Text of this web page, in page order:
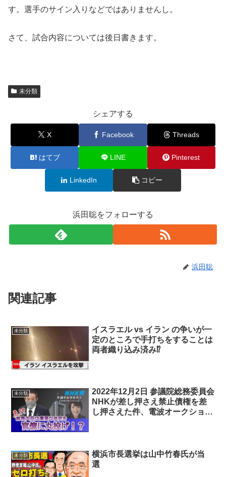
す。選手のサイン入りなどではありませんし。
さて、試合内容については後日書きます。
未分類
シェアする
X Facebook Threads
はてブ LINE Pinterest
LinkedIn コピー
浜田聡をフォローする
浜田聡
関連記事
未分類
イスラエル vs イラン の争いが一
定のところで手打ちをすることは
両者織り込み済み⁉
未分類
2022年12月2日 参議院総務委員会
NHKが差し押さえ禁止債権を差
し押さえた件、電波オークショ
未分類
横浜市長選挙は山中竹春氏が当
選